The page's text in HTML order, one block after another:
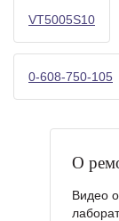
VT5005S10
0-608-750-105
О
Видео